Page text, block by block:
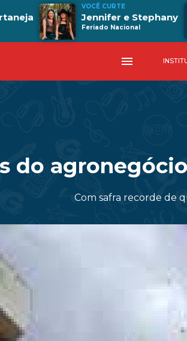
VOCÊ CURTE
Jennifer e Stephany
Feriado Nacional
menu
do
Com safra recorde de